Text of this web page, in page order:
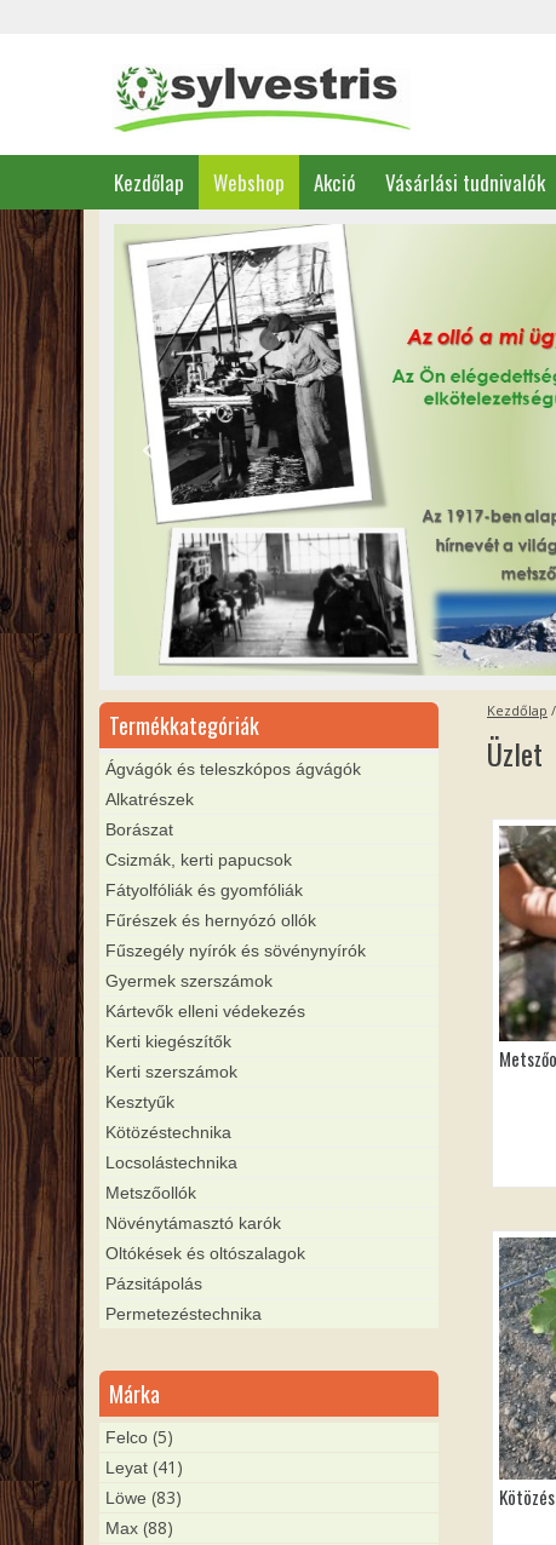
Kezdőlap Webshop Akció Vásárlási tudnivalók
Kezdőlap
Üzlet
Termékkategóriák
Ágvágók és teleszkópos ágvágók
Alkatrészek
Borászat
Csizmák, kerti papucsok
Fátyolfóliák és gyomfóliák
Fűrészek és hernyózó ollók
Fűszegély nyírók és sövénynyírók
Gyermek szerszámok
Kártevők elleni védekezés
Kerti kiegészítők
Kerti szerszámok
Kesztyűk
Kötözéstechnika
Locsolástechnika
Metszőollók
Növénytámasztó karók
Oltókések és oltószalagok
Pázsitápolás
Permetezéstechnika
Márka
Felco (5)
Leyat (41)
Löwe (83)
Max (88)